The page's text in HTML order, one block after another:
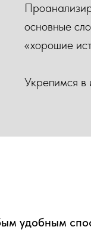
основные
«хорошие
Укрепимся в
удобным